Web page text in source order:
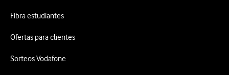
Fibra estudiantes
Ofertas para clientes
Sorteos Vodafone